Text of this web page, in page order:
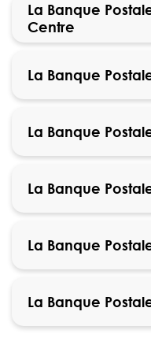
La Banque
Centre
La Banque
La Banque
La Banque
La Banque
La Banque